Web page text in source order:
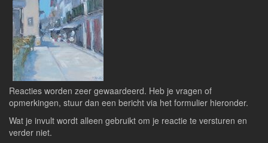
Reacties worden zeer gewaardeerd. Heb je vragen of
opmerkingen, stuur dan een bericht via het formulier hieronder.
Wat je invult wordt alleen gebruikt om je reactie te versturen en
verder niet.